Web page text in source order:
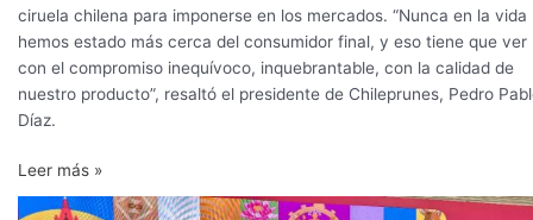
ciruela chilena para imponerse en los mercados. “Nunca en la vida
hemos estado más cerca del consumidor final, y eso tiene que ver
con el compromiso inequívoco, inquebrantable, con la calidad de
nuestro producto”, resaltó el presidente de Chileprunes, Pedro
Díaz.
Leer más »
La